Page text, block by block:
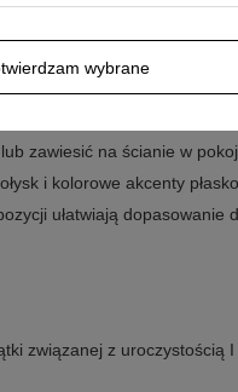
jasnym otoczeniu, jak
pozostaje czytelna.
zawiesić na ścianie w
i kolorowe akcenty
ułatwiają dopasowanie
związanej z uroczystością I
wybrane